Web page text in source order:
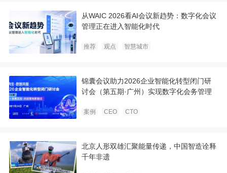
从WAIC 2026看AI会议新趋势：数字化会议
管理正在进入智能化时代
推荐 观点 智慧城市
锦囊会议助力2026企业智能化转型闭门研
讨会（第五期·广州）实现数字化会务管理
案例 CEO CTO
北京人形双雄汇聚能量传递，中国智造诠释
千年非遗